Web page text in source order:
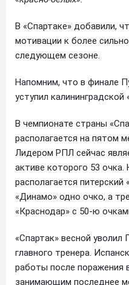
В «Спартаке» добавили,
мотивации к более
следующем сезоне.
Напомним, что в финале
уступил
В чемпионате страны
располагается на пятом
Лидером РПЛ сейчас
активе которого 53
располагается
«Динамо» одно очко, а
«Краснодар» с 50-ю
«Спартак» весной уволил
главного тренера.
работы после поражения
занимающим последнее